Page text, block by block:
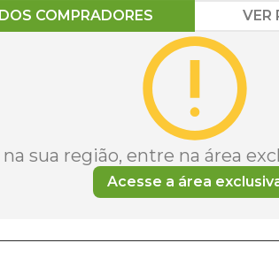
COMPRADORES VER
sua região, entre na área
Acesse a área